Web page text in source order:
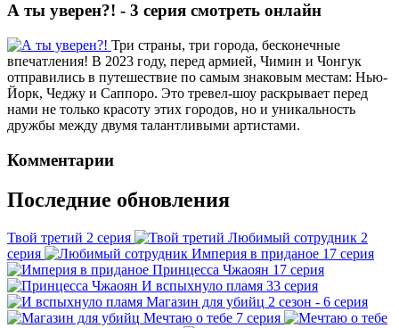
А ты уверен?! - 3 серия смотреть онлайн
Три страны, три города, бесконечные
впечатления! В 2023 году, перед армией, Чимин и Чонгук
отправились в путешествие по самым знаковым местам: Нью-
Йорк, Чеджу и Саппоро. Это тревел-шоу раскрывает перед
нами не только красоту этих городов, но и уникальность
дружбы между двумя талантливыми артистами.
Комментарии
Последние обновления
Твой третий 2 серия Любимый сотрудник 2
серия
Империя в приданое 17 серия
Принцесса Чжаоян 17 серия
И вспыхнуло пламя 33 серия
Магазин для убийц 2 сезон - 6 серия
Мечтаю о тебе 7 серия